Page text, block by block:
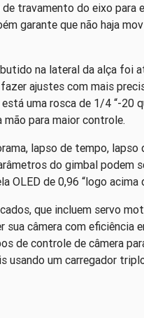
travamento do eixo
garante que não haja
na lateral da alça foi
ajustes com mais
uma rosca de 1/4 “-20
para maior controle.
lapso de tempo,
do gimbal podem
de 0,96 “logo acima
que incluem servo
câmera com eficiência
de controle de câmera
​​usando um carregador